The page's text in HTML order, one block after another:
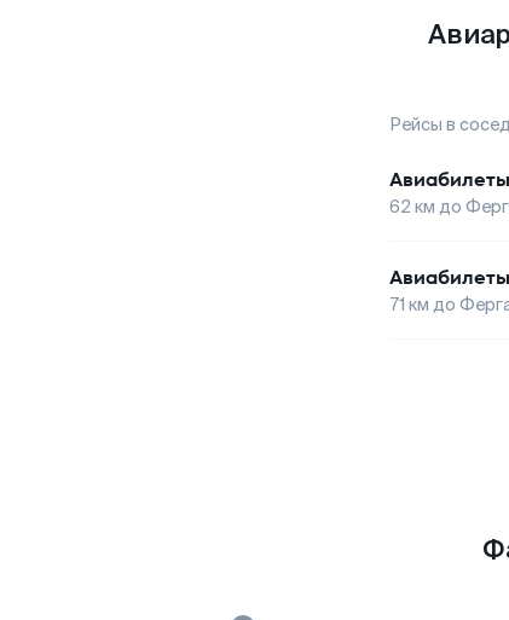
Рейсы в
Авиабилеты
62 км до
Авиабилеты
71 км до